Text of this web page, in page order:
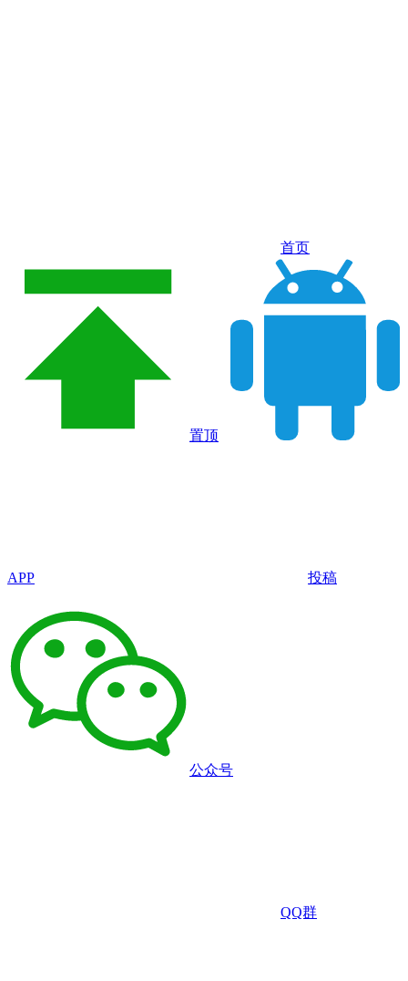
首页
置顶
APP 投稿
公众号
QQ群